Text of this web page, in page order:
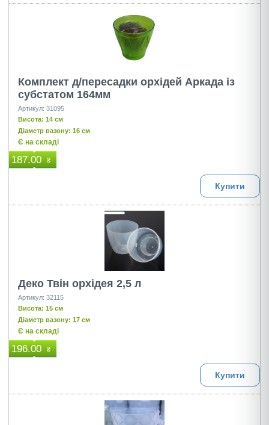
Комплект д/пересадки орхідей Аркада із
субстатом 164мм
Артикул: 31095
Висота: 14 см
Діаметр вазону: 16 см
Є на складі
187.00 ₴
Купити
Деко Твін орхідея 2,5 л
Артикул: 32115
Висота: 15 см
Діаметр вазону: 17 см
Є на складі
196.00 ₴
Купити